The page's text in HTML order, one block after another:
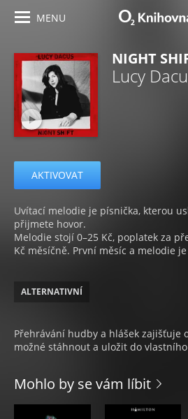
MENU
NIGHT
Lucy
AKTIVOVAT
Uvítací melodie je písnička, kterou
přijmete hovor.
Melodie stojí 0–25 Kč, poplatek za
Kč měsíčně. První měsíc a melodie
ALTERNATIVNÍ
Přehrávání hudby a hlášek zajišťuje
možné stáhnout a uložit do
Mohlo by se vám líbit